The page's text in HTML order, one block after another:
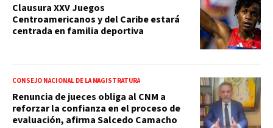
Clausura XXV Juegos
Centroamericanos y del Caribe estará
centrada en familia deportiva
CONSEJO NACIONAL DE LA MAGISTRATURA
Renuncia de jueces obliga al CNM a
reforzar la confianza en el proceso de
evaluación, afirma Salcedo Camacho